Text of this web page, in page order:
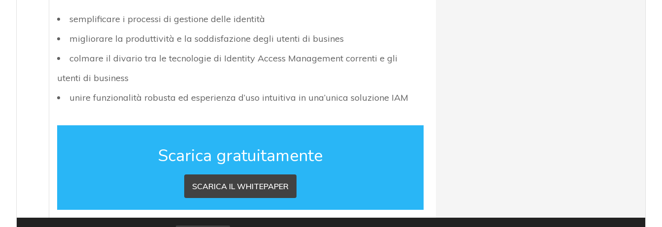
semplificare i processi di gestione delle identità
migliorare la produttività e la soddisfazione degli utenti di busines
colmare il divario tra le tecnologie di Identity Access Management correnti e gli
utenti di business
unire funzionalità robusta ed esperienza d’uso intuitiva in una’unica soluzione IAM
Scarica gratuitamente
SCARICA IL WHITEPAPER